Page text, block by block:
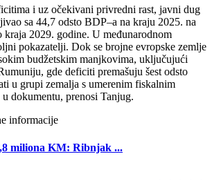
i uz očekivani privredni rast, javni dug
sa 44,7 odsto BDP‒a na kraju 2025. na
kraja 2029. godine. U međunarodnom
pokazatelji. Dok se brojne evropske zemlje
budžetskim manjkovima, uključujući
gde deficiti premašuju šest odsto
u grupi zemalja s umerenim fiskalnim
dokumentu, prenosi Tanjug.
informacije
miliona KM: Ribnjak ...